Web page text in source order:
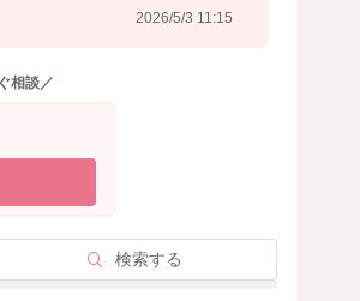
2026/5/3 11:15
相談／
検索する